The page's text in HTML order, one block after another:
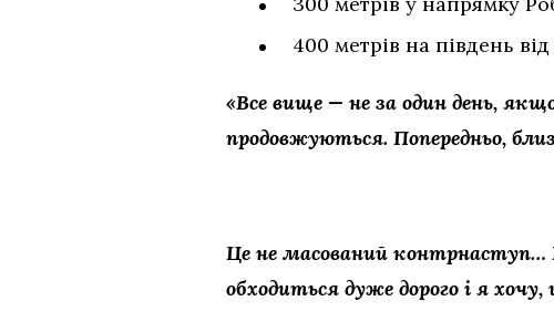
400 метрів на південь від
«Все вище — не за один день,
продовжуються. Попередньо,
Це не масований контрнаступ…
обходиться дуже дорого і я